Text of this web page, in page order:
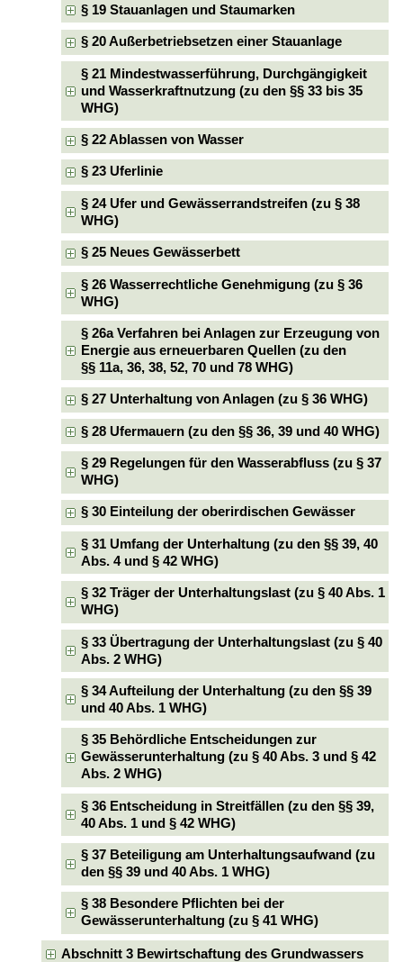
§ 19 Stauanlagen und Staumarken
§ 20 Außerbetriebsetzen einer Stauanlage
§ 21 Mindestwasserführung, Durchgängigkeit
und Wasserkraftnutzung (zu den §§ 33 bis 35
WHG)
§ 22 Ablassen von Wasser
§ 23 Uferlinie
§ 24 Ufer und Gewässerrandstreifen (zu § 38
WHG)
§ 25 Neues Gewässerbett
§ 26 Wasserrechtliche Genehmigung (zu § 36
WHG)
§ 26a Verfahren bei Anlagen zur Erzeugung von
Energie aus erneuerbaren Quellen (zu den
§§ 11a, 36, 38, 52, 70 und 78 WHG)
§ 27 Unterhaltung von Anlagen (zu § 36 WHG)
§ 28 Ufermauern (zu den §§ 36, 39 und 40 WHG)
§ 29 Regelungen für den Wasserabfluss (zu § 37
WHG)
§ 30 Einteilung der oberirdischen Gewässer
§ 31 Umfang der Unterhaltung (zu den §§ 39, 40
Abs. 4 und § 42 WHG)
§ 32 Träger der Unterhaltungslast (zu § 40 Abs. 1
WHG)
§ 33 Übertragung der Unterhaltungslast (zu § 40
Abs. 2 WHG)
§ 34 Aufteilung der Unterhaltung (zu den §§ 39
und 40 Abs. 1 WHG)
§ 35 Behördliche Entscheidungen zur
Gewässerunterhaltung (zu § 40 Abs. 3 und § 42
Abs. 2 WHG)
§ 36 Entscheidung in Streitfällen (zu den §§ 39,
40 Abs. 1 und § 42 WHG)
§ 37 Beteiligung am Unterhaltungsaufwand (zu
den §§ 39 und 40 Abs. 1 WHG)
§ 38 Besondere Pflichten bei der
Gewässerunterhaltung (zu § 41 WHG)
Abschnitt 3 Bewirtschaftung des Grundwassers